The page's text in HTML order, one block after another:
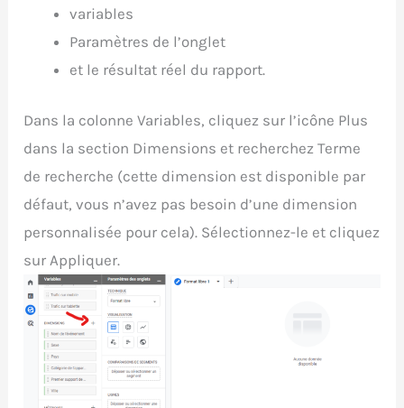
variables
Paramètres de l’onglet
et le résultat réel du rapport.
Dans la colonne Variables, cliquez sur l’icône Plus
dans la section Dimensions et recherchez Terme
de recherche (cette dimension est disponible par
défaut, vous n’avez pas besoin d’une dimension
personnalisée pour cela). Sélectionnez-le et cliquez
sur Appliquer.